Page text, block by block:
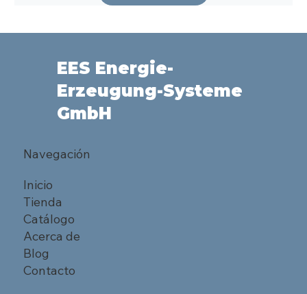
EES Energie-
Erzeugung-Systeme
GmbH
Navegación
Inicio
Tienda
Catálogo
Acerca de
Blog
Contacto